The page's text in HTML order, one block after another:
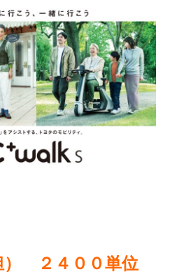
） ２４００単位